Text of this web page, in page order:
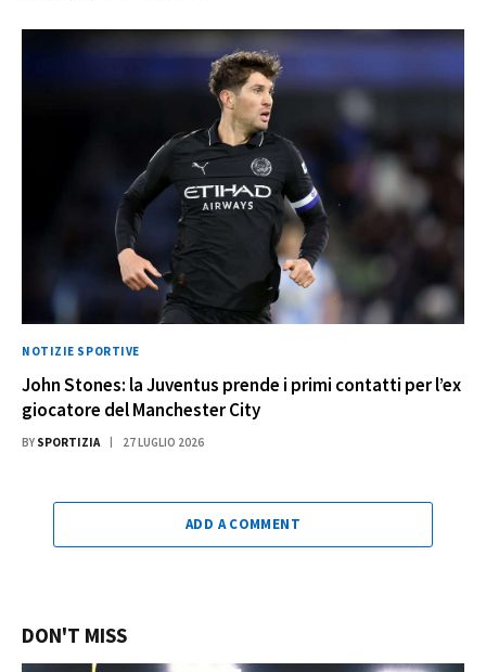
NOTIZIE SPORTIVE
John Stones: la Juventus prende i primi contatti per l’ex
giocatore del Manchester City
BY SPORTIZIA 27 LUGLIO 2026
ADD A COMMENT
DON'T MISS